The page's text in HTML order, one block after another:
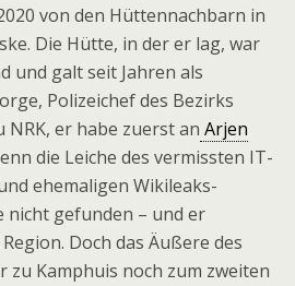
von den Hüttennachbarn in
Die Hütte, in der er lag, war
und galt seit Jahren als
Polizeichef des Bezirks
NRK, er habe zuerst an Arjen
die Leiche des vermissten IT-
ehemaligen Wikileaks-
nicht gefunden – und er
Doch das Äußere des
zu Kamphuis noch zum zweiten